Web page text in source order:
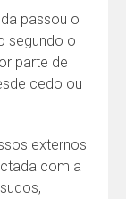
passou o
segundo o
parte de
cedo ou
externos
com a